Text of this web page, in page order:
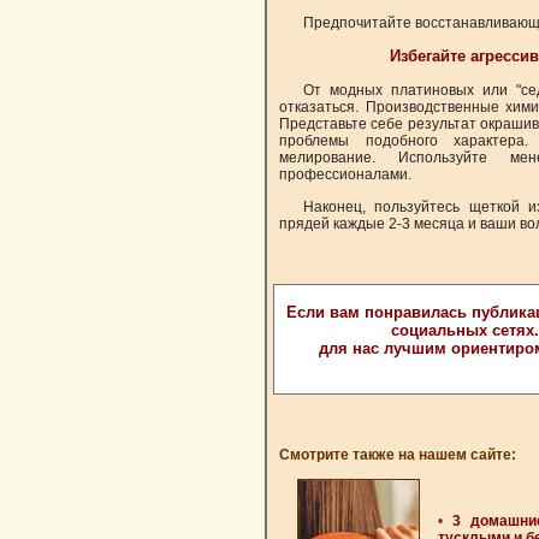
Предпочитайте
Избегайте
От модных платиновых или
отказаться. Производственные
Представьте себе результат
проблемы подобного
мелирование. Используйте
профессионалами.
Наконец, пользуйтесь щеткой
прядей каждые 2-3 месяца и ваши
Если вам понравилась
социальных
для нас лучшим
Смотрите также на нашем сайте:
• 3